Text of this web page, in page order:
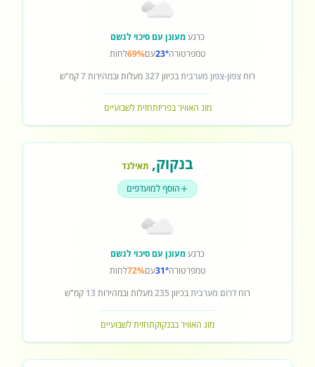
כרגעמעונן עם סיכוי לגשם
טמפרטורה23°עם69%לחות
רוח צפון-צפון מערביתבכיוון327מעלות ובמהירות7קמ"ש
מזג האוויר בפריזתחזית לשבועיים
בנקוק, תאילנד
הוסף למועדפים
כרגעמעונן עם סיכוי לגשם
טמפרטורה31°עם72%לחות
רוח דרום מערביתבכיוון 235מעלות ובמהירות 13 קמ"ש
מזג האוויר בבנקוקתחזית לשבועיים